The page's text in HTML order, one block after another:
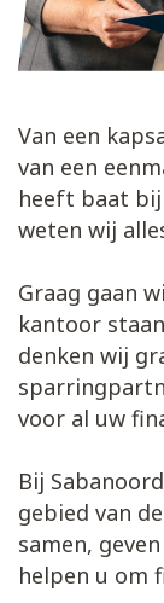
Van een
van een
heeft baat
weten wij
Graag gaan
kantoor
denken wij
voor al uw
Bij
gebied van
samen,
helpen u om